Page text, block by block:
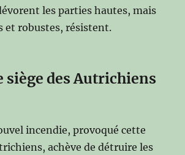
les parties hautes, mais
et robustes, résistent.
siège des Autrichiens
incendie, provoqué cette
achève de détruire les